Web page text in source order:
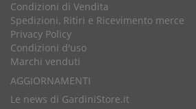
Condizioni di Vendita
Spedizioni, Ritiri e Ricevimento merce
Privacy Policy
Condizioni d'uso
Marchi venduti
AGGIORNAMENTI
Le news di GardiniStore.it